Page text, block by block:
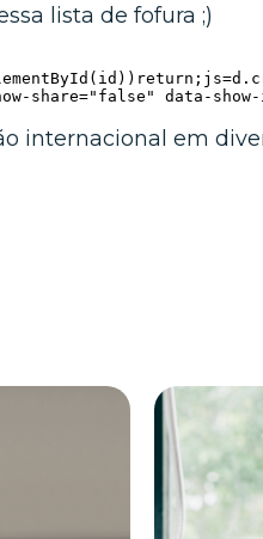
lista de fofura ;)
share="false" data-
internacional em